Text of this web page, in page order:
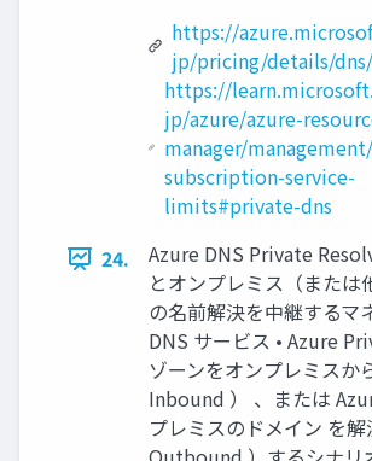
https://
jp/pricing/details/dns/
https://
jp/azure/azure-
manager/
subscription-service-
limits#private-dns
24.
Azure DNS Private
とオンプレミス（または
の名前解決を中継するマ
DNS サービス • Azure
ゾーンをオンプレミスか
Inbound ） 、または
プレミスのドメイン を解